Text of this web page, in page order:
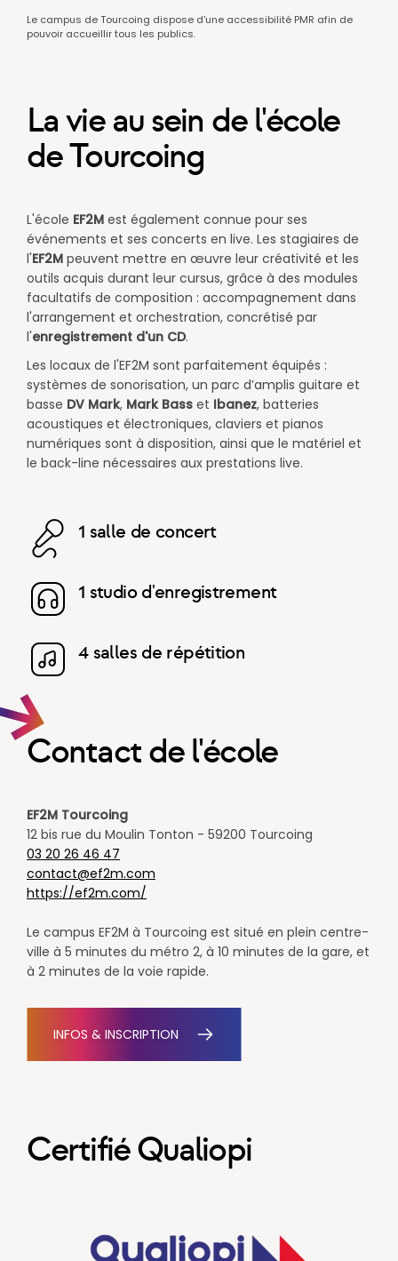
Le campus de Tourcoing dispose d'une accessibilité PMR afin de
pouvoir accueillir tous les publics.
La vie au sein de l'école
de Tourcoing
L'école EF2M est également connue pour ses
événements et ses concerts en live. Les stagiaires de
l'EF2M peuvent mettre en œuvre leur créativité et les
outils acquis durant leur cursus, grâce à des modules
facultatifs de composition : accompagnement dans
l'arrangement et orchestration, concrétisé par
l'enregistrement d'un CD.
​Les locaux de l'EF2M sont parfaitement équipés :
systèmes de sonorisation, un parc d’amplis guitare et
basse DV Mark, Mark Bass et Ibanez, batteries
acoustiques et électroniques, claviers et pianos
numériques sont à disposition, ainsi que le matériel et
le back-line nécessaires aux prestations live.
1 salle de concert
1 studio d'enregistrement
4 salles de répétition
Contact de l'école
EF2M Tourcoing
​12 bis rue du Moulin Tonton - 59200 Tourcoing
03 20 26 46 47
​contact@ef2m.com
https://ef2m.com/
​Le campus EF2M à Tourcoing est situé en plein centre-
ville à 5 minutes du métro 2, à 10 minutes de la gare, et
à 2 minutes de la voie rapide. ​
INFOS & INSCRIPTION
Certifié Qualiopi